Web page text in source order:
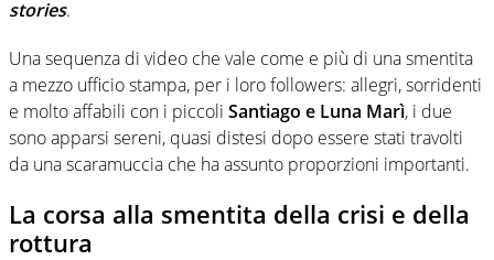
stories.
Una sequenza di video che vale come e più di una smentita
a mezzo ufficio stampa, per i loro followers: allegri, sorridenti
e molto affabili con i piccoli Santiago e Luna Marì, i due
sono apparsi sereni, quasi distesi dopo essere stati travolti
da una scaramuccia che ha assunto proporzioni importanti.
La corsa alla smentita della crisi e della
rottura